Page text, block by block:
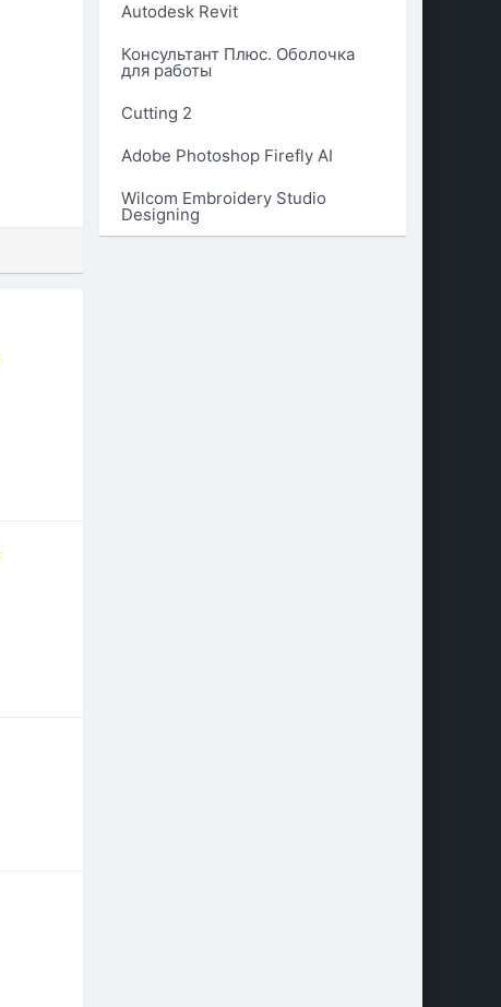
Autodesk Revit
Консультант Плюс. Оболочка
для работы
Cutting 2
Adobe Photoshop Firefly AI
Wilcom Embroidery Studio
Designing